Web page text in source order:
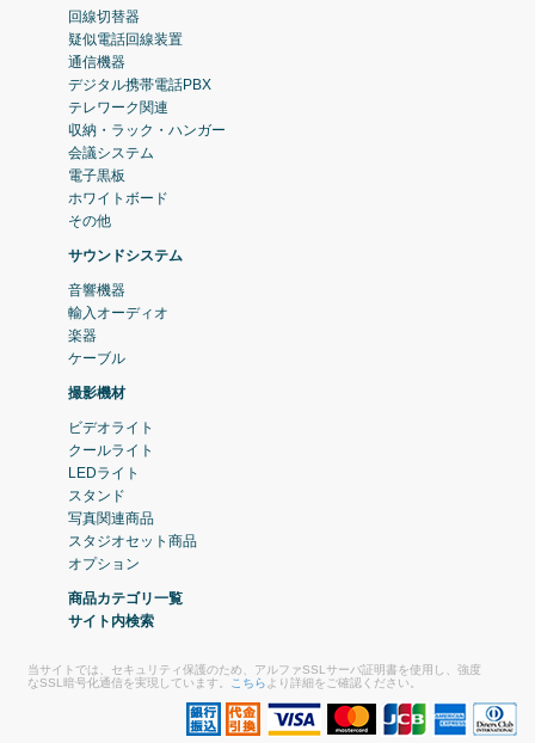
回線切替器
疑似電話回線装置
通信機器
デジタル携帯電話PBX
テレワーク関連
収納・ラック・ハンガー
会議システム
電子黒板
ホワイトボード
その他
サウンドシステム
音響機器
輸入オーディオ
楽器
ケーブル
撮影機材
ビデオライト
クールライト
LEDライト
スタンド
写真関連商品
スタジオセット商品
オプション
商品カテゴリ一覧
サイト内検索
当サイトでは、セキュリティ保護のため、アルファSSLサーバ証明書を使用し、強度
なSSL暗号化通信を実現しています。
こちら より詳細をご確認ください。